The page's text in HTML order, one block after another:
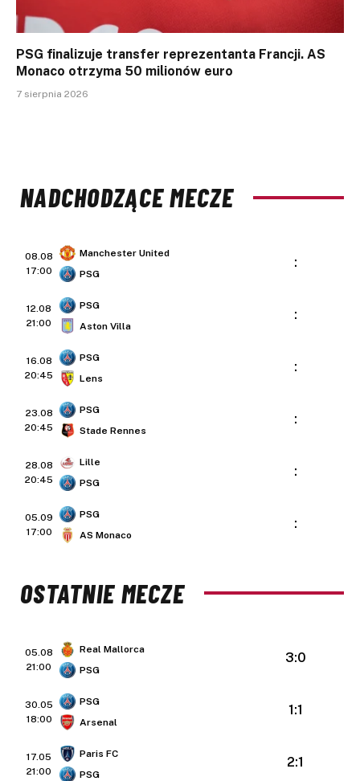
PSG finalizuje transfer reprezentanta Francji. AS
Monaco otrzyma 50 milionów euro
7 sierpnia 2026
NADCHODZĄCE MECZE
08.08
17:00
Manchester United
PSG
:
12.08
21:00
PSG
Aston Villa
:
16.08
20:45
PSG
Lens
:
23.08
20:45
PSG
Stade Rennes
:
28.08
20:45
Lille
PSG
:
05.09
17:00
PSG
AS Monaco
:
OSTATNIE MECZE
05.08
21:00
Real Mallorca
PSG
3:0
30.05
18:00
PSG
Arsenal
1:1
17.05
21:00
Paris FC
PSG
2:1